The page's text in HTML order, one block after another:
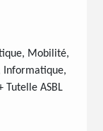
Mobilité,
Informatique,
Tutelle ASBL